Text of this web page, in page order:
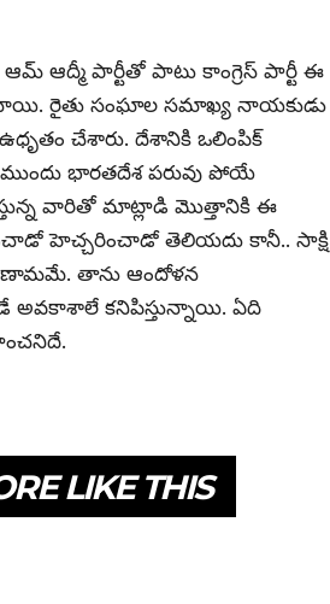
ఆమ్ ఆద్మీ పార్టీతో పాటు కాంగ్రెస్ పార్టీ ఈ
రైతు సంఘాల సమాఖ్య నాయకుడు
చేశారు. దేశానికి ఒలింపిక్
ముందు భారతదేశ పరువు పోయే
వారితో మాట్లాడి మొత్తానికి ఈ
హెచ్చరించాడో తెలియదు కానీ.. సాక్షి
తాను ఆందోళన
అవకాశాలే కనిపిస్తున్నాయి. ఏది
LIKE THIS